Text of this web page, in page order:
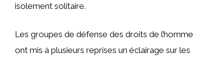
isolement solitaire.
Les groupes de défense des droits de l’homme
ont mis à plusieurs reprises un éclairage sur les